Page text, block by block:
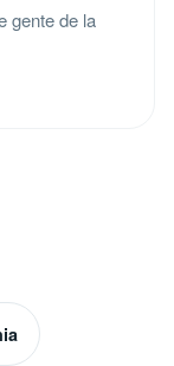
gente de la